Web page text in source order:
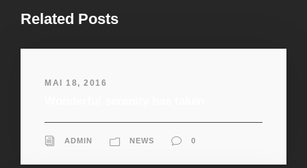
Related Posts
MAI 18, 2016
ADMIN NEWS 0